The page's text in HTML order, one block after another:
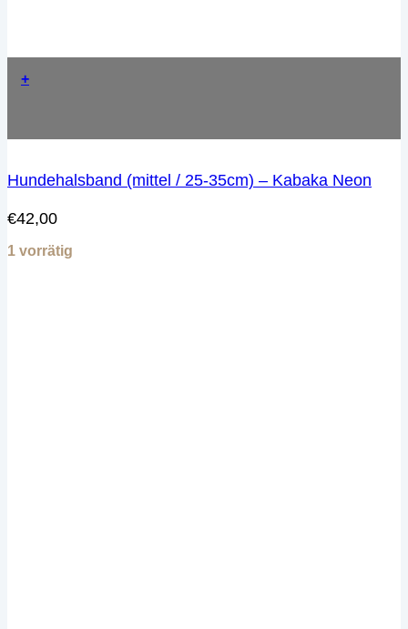
+
Hundehalsband (mittel / 25-35cm) – Kabaka Neon
€42,00
1 vorrätig